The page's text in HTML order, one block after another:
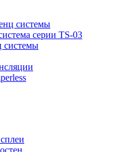
системы
серии TS-03
системы